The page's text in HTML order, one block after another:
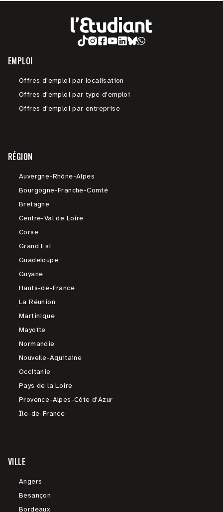
EMPLOI
Offres d'emploi par localisation
Offres d'emploi par type d'emploi
Offres d'emploi par entreprise
RÉGION
Auvergne-Rhône-Alpes
Bourgogne-Franche-Comté
Bretagne
Centre-Val de Loire
Corse
Grand Est
Guadeloupe
Guyane
Hauts-de-France
La Réunion
Martinique
Mayotte
Normandie
Nouvelle-Aquitaine
Occitanie
Pays de la Loire
Provence-Alpes-Côte d'Azur
Île-de-France
VILLE
Angers
Besançon
Bordeaux